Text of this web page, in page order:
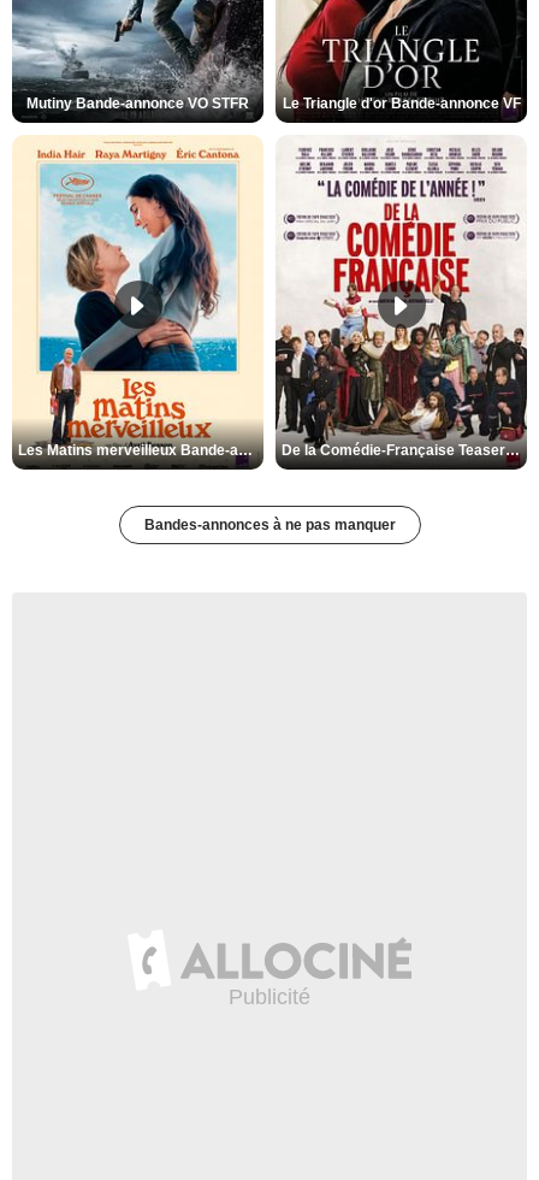
Mutiny Bande-annonce VO STFR Le Triangle d'or Bande-annonce VF
Les Matins merveilleux Bande-annonce VF De la Comédie-Française Teaser VF
Bandes-annonces à ne pas manquer